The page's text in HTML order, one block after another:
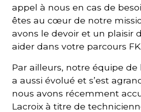
appel à nous en cas de
êtes au cœur de notre
avons le devoir et un plaisir
aider dans votre parcours FK.
Par ailleurs, notre équipe
a aussi évolué et s’est
nous avons récemment
Lacroix à titre de